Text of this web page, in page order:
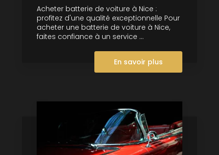
Acheter batterie de voiture à Nice :
profitez d'une qualité exceptionnelle Pour
acheter une batterie de voiture à Nice,
faites confiance à un service ...
En savoir plus